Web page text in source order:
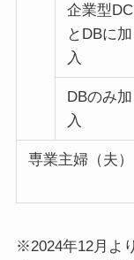
企業型DC
とDBに加
入
DBのみ加
入
専業主婦（夫）
※2024年12月よ